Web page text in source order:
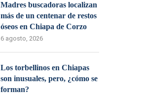
Madres buscadoras localizan
más de un centenar de restos
óseos en Chiapa de Corzo
6 agosto, 2026
Los torbellinos en Chiapas
son inusuales, pero, ¿cómo se
forman?